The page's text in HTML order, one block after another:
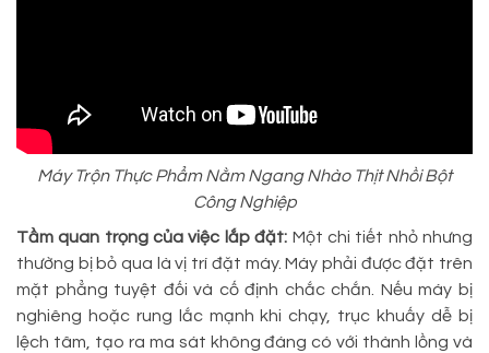
Máy Trộn Thực Phẩm Nằm Ngang Nhào Thịt Nhồi Bột
Công Nghiệp
Tầm quan trọng của việc lắp đặt: Một chi tiết nhỏ nhưng
thường bị bỏ qua là vị trí đặt máy. Máy phải được đặt trên
mặt phẳng tuyệt đối và cố định chắc chắn. Nếu máy bị
nghiêng hoặc rung lắc mạnh khi chạy, trục khuấy dễ bị
lệch tâm, tạo ra ma sát không đáng có với thành lồng và